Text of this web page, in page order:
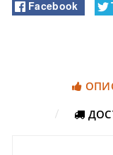
Facebook